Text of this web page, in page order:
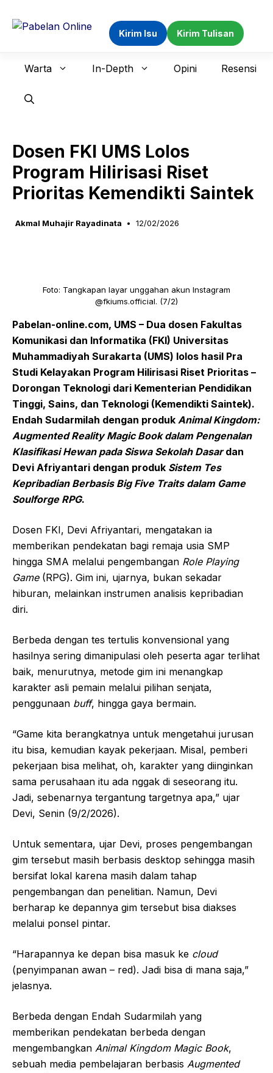
Kirim Isu Kirim Tulisan
Warta In-Depth Opini Resensi
Dosen FKI UMS Lolos
Program Hilirisasi Riset
Prioritas Kemendikti Saintek
Akmal Muhajir Rayadinata 12/02/2026
Foto: Tangkapan layar unggahan akun Instagram
@fkiums.official. (7/2)
Pabelan-online.com, UMS – Dua dosen Fakultas
Komunikasi dan Informatika (FKI) Universitas
Muhammadiyah Surakarta (UMS) lolos hasil Pra
Studi Kelayakan Program Hilirisasi Riset Prioritas –
Dorongan Teknologi dari Kementerian Pendidikan
Tinggi, Sains, dan Teknologi (Kemendikti Saintek).
Endah Sudarmilah dengan produk Animal Kingdom:
Augmented Reality Magic Book dalam Pengenalan
Klasifikasi Hewan pada Siswa Sekolah Dasardan
Devi Afriyantari dengan produk Sistem Tes
Kepribadian Berbasis Big Five Traits dalam Game
Soulforge RPG.
Dosen FKI, Devi Afriyantari, mengatakan ia
memberikan pendekatan bagi remaja usia SMP
hingga SMA melalui pengembangan Role Playing
Game(RPG). Gim ini, ujarnya, bukan sekadar
hiburan, melainkan instrumen analisis kepribadian
diri.
Berbeda dengan tes tertulis konvensional yang
hasilnya sering dimanipulasi oleh peserta agar terlihat
baik, menurutnya, metode gim ini menangkap
karakter asli pemain melalui pilihan senjata,
penggunaan buff, hingga gaya bermain.
“Game kita berangkatnya untuk mengetahui jurusan
itu bisa, kemudian kayak pekerjaan. Misal, pemberi
pekerjaan bisa melihat, oh, karakter yang diinginkan
sama perusahaan itu ada nggak di seseorang itu.
Jadi, sebenarnya tergantung targetnya apa,” ujar
Devi, Senin (9/2/2026).
Untuk sementara, ujar Devi, proses pengembangan
gim tersebut masih berbasis desktop sehingga masih
bersifat lokal karena masih dalam tahap
pengembangan dan penelitian. Namun, Devi
berharap ke depannya gim tersebut bisa diakses
melalui ponsel pintar.
“Harapannya ke depan bisa masuk ke cloud
(penyimpanan awan – red). Jadi bisa di mana saja,”
jelasnya.
Berbeda dengan Endah Sudarmilah yang
memberikan pendekatan berbeda dengan
mengembangkan Animal Kingdom Magic Book,
sebuah media pembelajaran berbasis Augmented